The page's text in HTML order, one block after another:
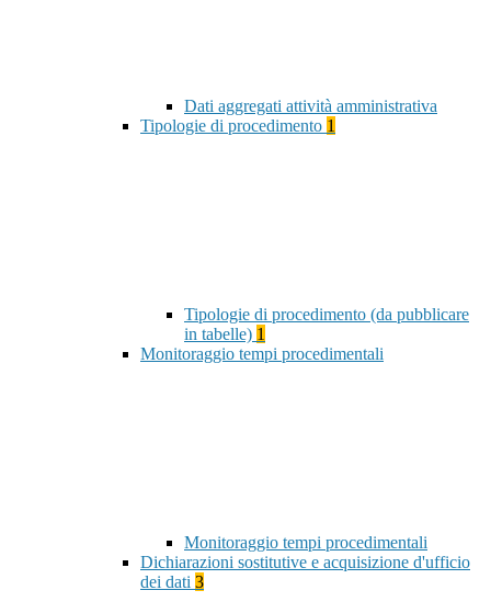
Dati aggregati attività amministrativa
Tipologie di procedimento 1
Tipologie di procedimento (da pubblicare
in tabelle) 1
Monitoraggio tempi procedimentali
Monitoraggio tempi procedimentali
Dichiarazioni sostitutive e acquisizione d'ufficio
dei dati 3